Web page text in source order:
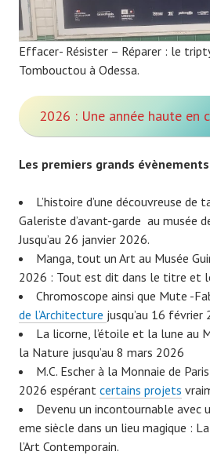
Effacer- Résister – Réparer : le
Tombouctou à Odessa.
2026 : Une année haute en
Les premiers grands
L’histoire d’une découvreuse de
Galeriste d’avant-garde au musée
Jusqu’au 26 janvier 2026.
Manga, tout un Art au Musée
2026 : Tout est dit dans le titre et
Chromoscope ainsi que Mute -
de l’Architecture jusqu’au 16 février
La licorne, l’étoile et la lune au
la Nature jusqu’au 8 mars 2026
M.C. Escher à la Monnaie de
2026 espérant certains projets
Devenu un incontournable avec
eme siècle dans un lieu magique :
l’Art Contemporain.